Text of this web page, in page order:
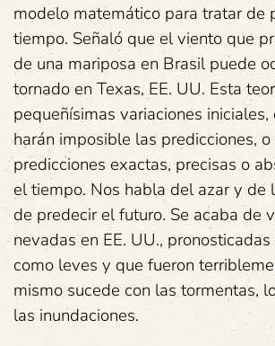
modelo matemático para tratar de
tiempo. Señaló que el viento que
de una mariposa en Brasil puede
tornado en Texas, EE. UU. Esta
pequeñísimas variaciones
harán imposible las predicciones, o
predicciones exactas, precisas o
el tiempo. Nos habla del azar y de
de predecir el futuro. Se acaba de
nevadas en EE. UU.,
como leves y que fueron
mismo sucede con las tormentas,
las inundaciones.